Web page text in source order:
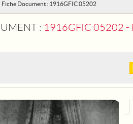
Fiche Document : 1916GFIC 05202
: 1916GFIC 05202 -